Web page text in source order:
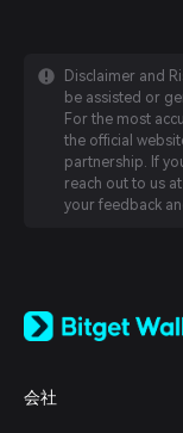
Disclaimer and
be assisted or
For the most
the official
partnership. If
reach out to us at
your feedback
日本語
Español (Latinoamérica)
会社